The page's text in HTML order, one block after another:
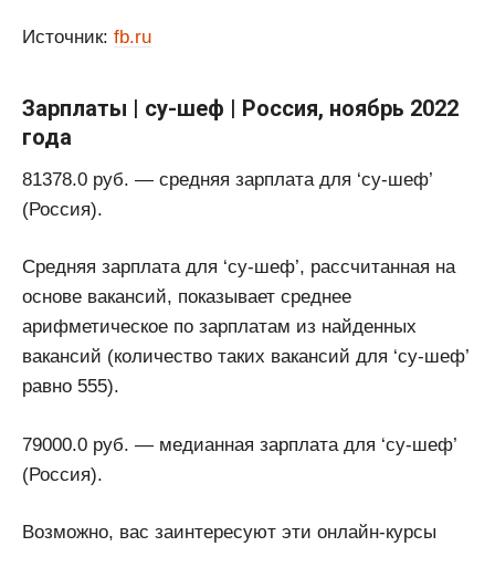
Источник: fb.ru
Зарплаты | су-шеф | Россия, ноябрь 2022
года
81378.0 руб. — средняя зарплата для ‘су-шеф’
(Россия).
Средняя зарплата для ‘су-шеф’, рассчитанная на
основе вакансий, показывает среднее
арифметическое по зарплатам из найденных
вакансий (количество таких вакансий для ‘су-шеф’
равно 555).
79000.0 руб. — медианная зарплата для ‘су-шеф’
(Россия).
Возможно, вас заинтересуют эти онлайн-курсы